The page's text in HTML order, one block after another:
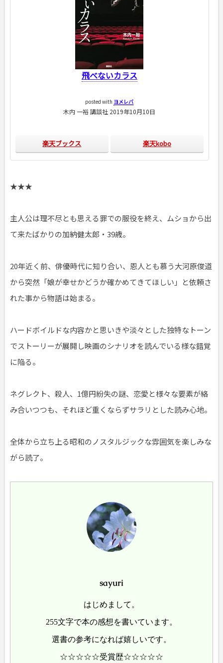
飛べないカラス
posted with ヨメレバ
木内 一裕 講談社 2019年10月10日
楽天ブックス 楽天kobo
★★★
主人公は理不尽とも思える罪での服役を終え、ムショから出
て来たばかりの加納健太郎・39歳。
20年近く前、俳優時代に知り合い、恩人とも慕う大河原俊道
から突然「娘が幸せかどうか確かめてきてほしい」と依頼さ
れた事から物語は始まる。
ハードボイルドな内容かと思いきや淡々とした独特なトーン
でストーリーが展開し映画のシナリオを読んでいる様な錯覚
に陥る。
ネグレクト、殺人、1億円紛失の謎、恋愛と様々な要素が絡
み合いつつも、それほど重くならずサラリとした読み心地。
全体から立ち上る昭和のノスタルジックな雰囲気を楽しみな
がら読了。
sayuri
はじめまして。
255文字で本の感想を書いています。
選書の参考になれば嬉しいです。
☆☆☆☆☆受賞歴☆☆☆☆☆